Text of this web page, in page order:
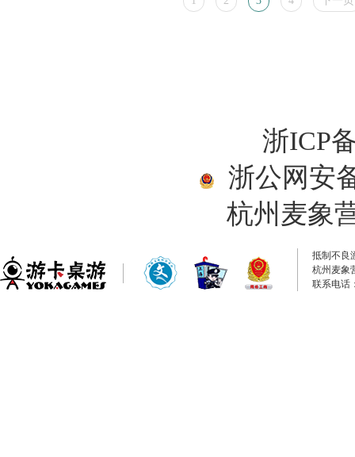
浙ICP
浙公网安
杭州麦象
抵制不良
杭州麦象
联系电话